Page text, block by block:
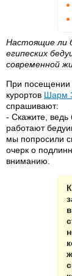
Настоящие ли
египеских
современной
При посещении
курортов Шарм
спрашивают:
- Скажите, ведь
работают
мы попросили
очерк о
вниманию.